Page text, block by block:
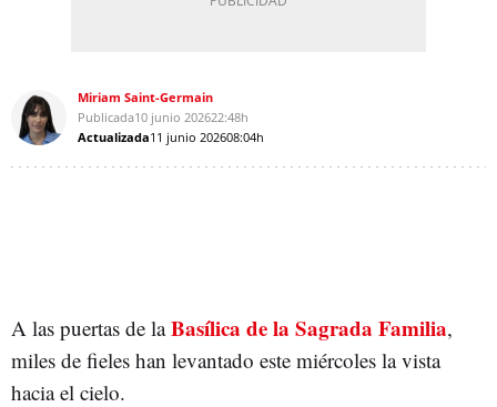
Miriam Saint-Germain
Publicada10 junio 202622:48h
Actualizada11 junio 202608:04h
A las puertas de la Basílica de la Sagrada Familia,
miles de fieles han levantado este miércoles la vista
hacia el cielo.